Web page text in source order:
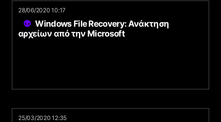
28/06/2020 10:17
Windows File Recovery: Ανάκτηση
αρχείων από την Microsoft
25/03/2020 12:35